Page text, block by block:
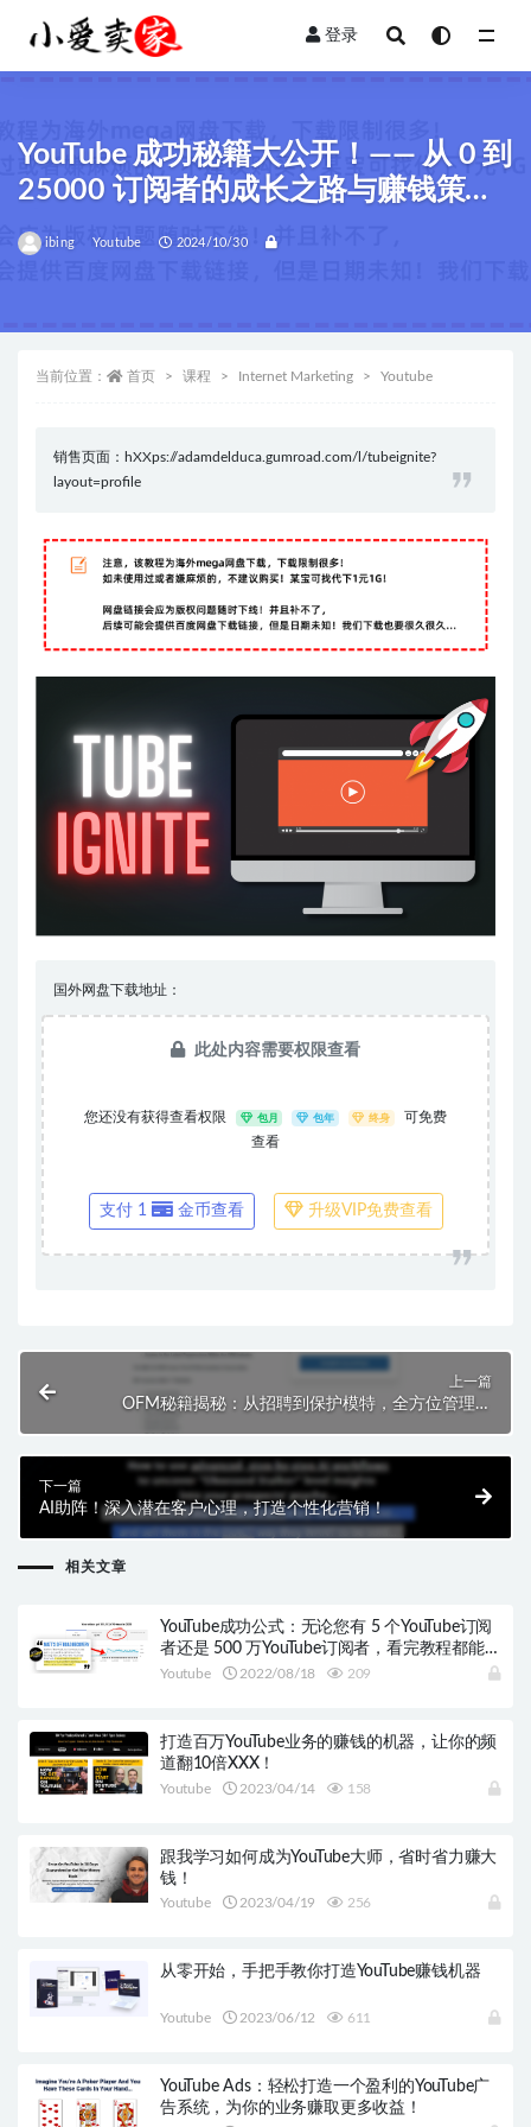
登录
YouTube 成功秘籍大公开！—— 从 0 到
25000 订阅者的成长之路与赚钱策略
($67.00)
ibing Youtube 2024/10/30
当前位置： 首页 课程 Internet Marketing Youtube
销售页面：hXXps://adamdelduca.gumroad.com/l/tubeignite?
layout=profile
国外网盘下载地址：
此处内容需要权限查看
您还没有获得查看权限 包月 包年 终身
可免费
查看
支付 1 金币查看 升级VIP免费查看
上一篇
OFM秘籍揭秘：从招聘到保护模特，全方位管理指
下一篇
AI助阵！深入潜在客户心理，打造个性化营销！
相关文章
YouTube成功公式：无论您有 5 个YouTube订阅
者还是 500 万YouTube订阅者，看完教程都能受
益蛮多
Youtube 2022/08/18 209
打造百万YouTube业务的赚钱的机器，让你的频
道翻10倍XXX！
Youtube 2023/04/14 158
跟我学习如何成为YouTube大师，省时省力赚大
钱！
Youtube 2023/04/19 256
从零开始，手把手教你打造YouTube赚钱机器
Youtube 2023/06/12 611
YouTube Ads：轻松打造一个盈利的YouTube广
告系统，为你的业务赚取更多收益！